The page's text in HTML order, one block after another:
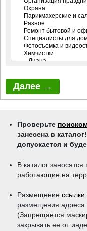
Проверьте
занесена в
допускается и
В каталог
работающие на
Размещение ссылки
размещения адреса
(Запрещается
закрывать ее от